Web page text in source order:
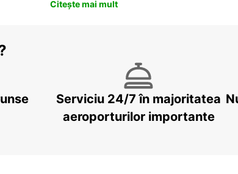
Citește mai mult
Serviciu 24/7 în majoritatea
aeroporturilor importante